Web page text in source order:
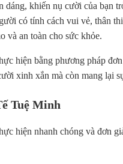
khiến nụ cười của bạn
có tính cách vui vẻ, thân
và an toàn cho sức khỏe.
hiện bằng phương pháp
xinh xắn mà còn mang lại
Tuệ Minh
hiện nhanh chóng và đơn